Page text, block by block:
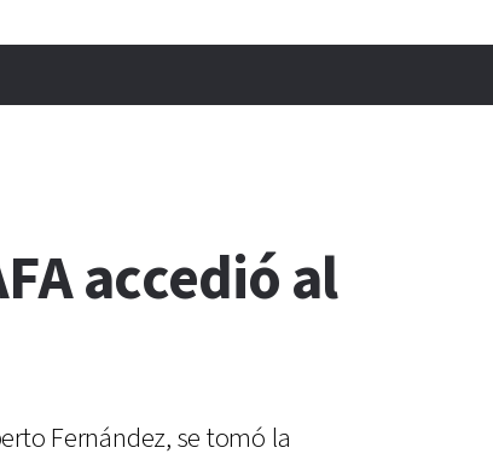
accedió al
Fernández, se tomó la